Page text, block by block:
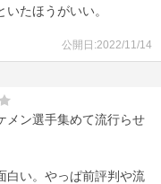
たほうがいい。
公開日:2022/11/14
メン選手集めて流行らせ
白い。やっぱ前評判や流